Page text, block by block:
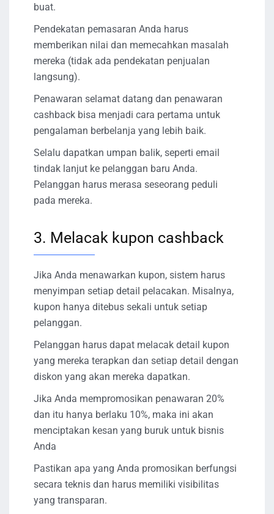
buat.
Pendekatan pemasaran Anda harus
memberikan nilai dan memecahkan masalah
mereka (tidak ada pendekatan penjualan
langsung).
Penawaran selamat datang dan penawaran
cashback bisa menjadi cara pertama untuk
pengalaman berbelanja yang lebih baik.
Selalu dapatkan umpan balik, seperti email
tindak lanjut ke pelanggan baru Anda.
Pelanggan harus merasa seseorang peduli
pada mereka.
3. Melacak kupon cashback
Jika Anda menawarkan kupon, sistem harus
menyimpan setiap detail pelacakan. Misalnya,
kupon hanya ditebus sekali untuk setiap
pelanggan.
Pelanggan harus dapat melacak detail kupon
yang mereka terapkan dan setiap detail dengan
diskon yang akan mereka dapatkan.
Jika Anda mempromosikan penawaran 20%
dan itu hanya berlaku 10%, maka ini akan
menciptakan kesan yang buruk untuk bisnis
Anda
Pastikan apa yang Anda promosikan berfungsi
secara teknis dan harus memiliki visibilitas
yang transparan.